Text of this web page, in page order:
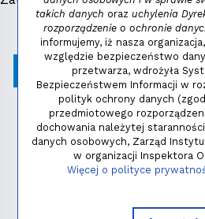
napisz:
Polityka
Copyright © 2026 -
takich danych oraz uchylenia
rozporządzenie o ochronie
informujemy, iż nasza
względzie bezpieczeństwo
przetwarza, wdrożyła
Bezpieczeństwem Informacji w
polityk ochrony danych
przedmiotowego
dochowania należytej
danych osobowych, Zarząd
w organizacji Inspektora
Więcej o polityce